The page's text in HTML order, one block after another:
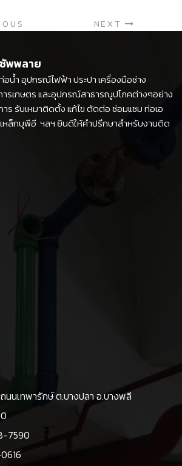
NEXT
พพลาย
อน้ำ อุปกรณ์ไฟฟ้า ประปา เครื่องมือช่าง
รเกษตร และอุปกรณ์สาธารณูปโภคต่างๆอย่าง
ร รับเหมาติดตั้ง แก้ไข ตัดต่อ ซ่อมแซม ท่อเอ
ล็กบุพีอี ฯลฯ ยินดีให้คำปรึกษาสำหรับงานติด
นนเทพารักษ์ ต.บางปลา อ.บางพลี
7590